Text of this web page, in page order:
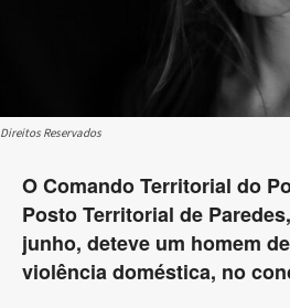
Direitos Reservados
O Comando Territorial do
Posto Territorial de
junho, deteve um homem
violência doméstica, no